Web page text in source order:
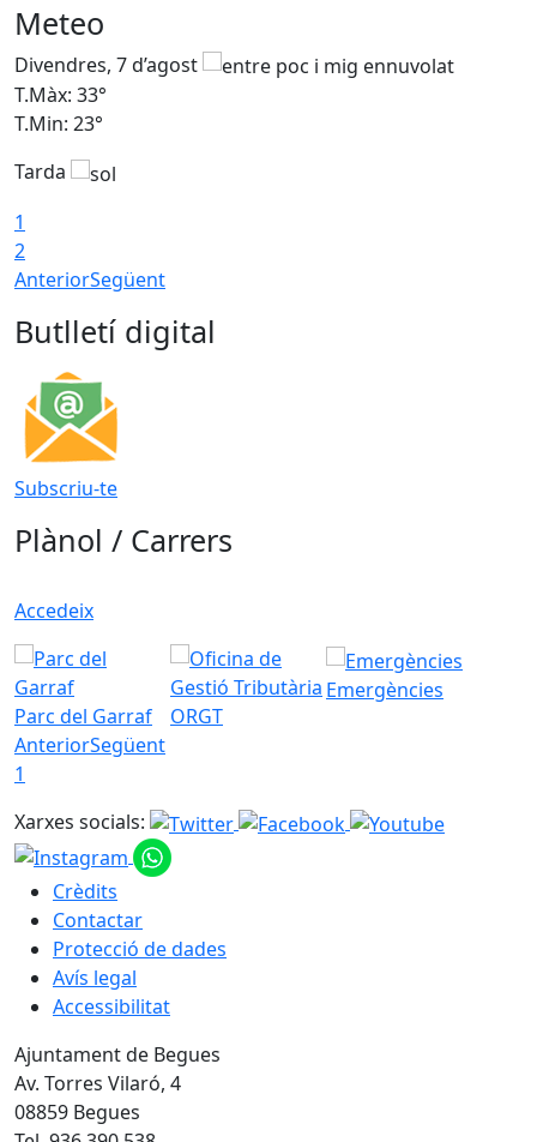
Meteo
Divendres, 7 d’agost
T.Màx: 33°
T.Min: 23°
Tarda
1
2
AnteriorSegüent
Butlletí digital
Subscriu-te
Plànol / Carrers
Accedeix
Parc del Garraf ORGT
Emergències
AnteriorSegüent
1
Xarxes socials:
Crèdits
Contactar
Protecció de dades
Avís legal
Accessibilitat
Ajuntament de Begues
Av. Torres Vilaró, 4
08859 Begues